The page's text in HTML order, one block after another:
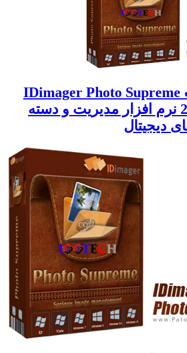
دانلود و نصب IDimager Photo Supreme
2026.3.1.9360 نرم افزار مدیریت و دسته
دیجیتال